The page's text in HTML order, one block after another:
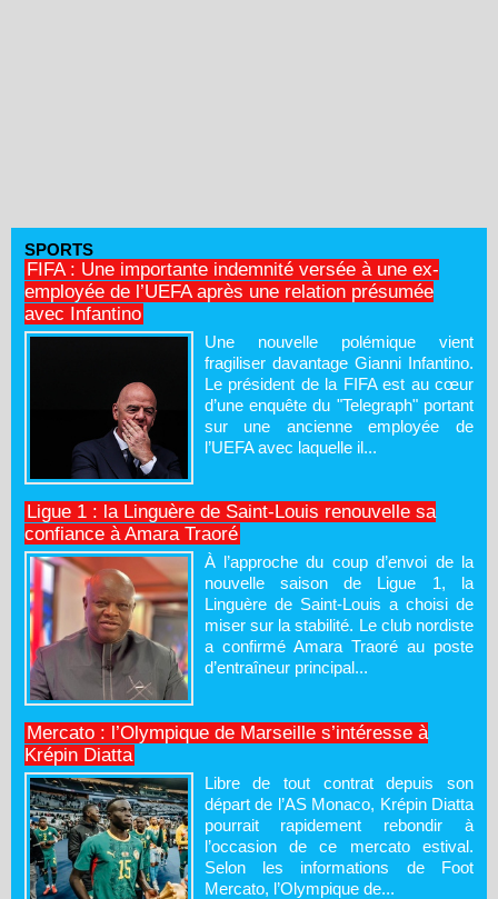
SPORTS
FIFA : Une importante indemnité versée à une ex-
employée de l’UEFA après une relation présumée
avec Infantino
Une nouvelle polémique vient
fragiliser davantage Gianni Infantino.
Le président de la FIFA est au cœur
d’une enquête du "Telegraph" portant
sur une ancienne employée de
l’UEFA avec laquelle il...
Ligue 1 : la Linguère de Saint-Louis renouvelle sa
confiance à Amara Traoré
À l’approche du coup d’envoi de la
nouvelle saison de Ligue 1, la
Linguère de Saint-Louis a choisi de
miser sur la stabilité. Le club nordiste
a confirmé Amara Traoré au poste
d’entraîneur principal...
Mercato : l’Olympique de Marseille s’intéresse à
Krépin Diatta
Libre de tout contrat depuis son
départ de l’AS Monaco, Krépin Diatta
pourrait rapidement rebondir à
l’occasion de ce mercato estival.
Selon les informations de Foot
Mercato, l’Olympique de...